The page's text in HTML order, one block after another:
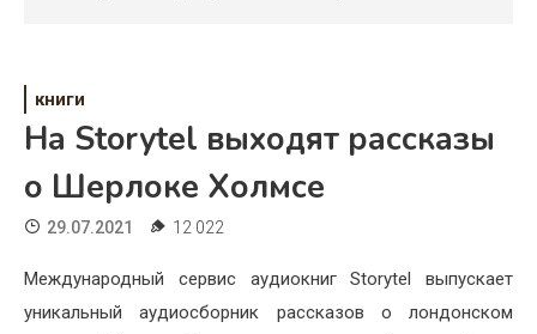
Жизнь
Хобби
Красота
книги
На Storytel выходят рассказы
о Шерлоке Холмсе
29.07.2021 12 022
Международный сервис аудиокниг Storytel выпускает
уникальный аудиосборник рассказов о лондонском